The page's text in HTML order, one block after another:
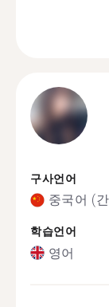
구사언어
중국어 (
학습언어
영어